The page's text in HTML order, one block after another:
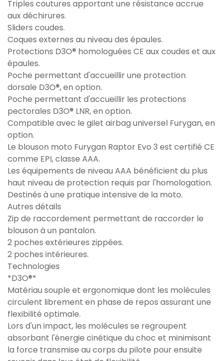
Triples coutures apportant une résistance accrue
aux déchirures.
Sliders coudes.
Coques externes au niveau des épaules.
Protections D3O® homologuées CE aux coudes et aux
épaules.
Poche permettant d'accueillir une protection
dorsale D3O®, en option.
Poche permettant d'accueillir les protections
pectorales D3O® LNR, en option.
Compatible avec le gilet airbag universel Furygan, en
option.
Le blouson moto Furygan Raptor Evo 3 est certifié CE
comme EPI, classe AAA.
Les équipements de niveau AAA bénéficient du plus
haut niveau de protection requis par l'homologation.
Destinés à une pratique intensive de la moto.
Autres détails
Zip de raccordement permettant de raccorder le
blouson à un pantalon.
2 poches extérieures zippées.
2 poches intérieures.
Technologies
*D3O®*
Matériau souple et ergonomique dont les molécules
circulent librement en phase de repos assurant une
flexibilité optimale.
Lors d'un impact, les molécules se regroupent
absorbant l'énergie cinétique du choc et minimisant
la force transmise au corps du pilote pour ensuite